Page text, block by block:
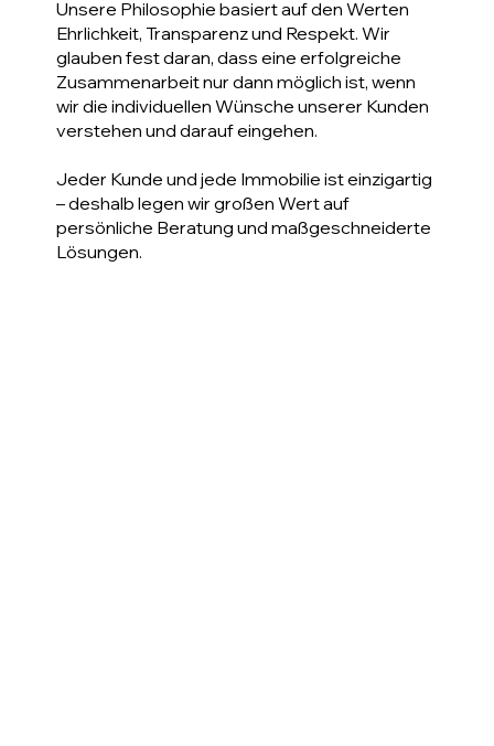
Unsere Philosophie basiert auf den Werten
Ehrlichkeit, Transparenz und Respekt. Wir
glauben fest daran, dass eine erfolgreiche
Zusammenarbeit nur dann möglich ist, wenn
wir die individuellen Wünsche unserer Kunden
verstehen und darauf eingehen.
Jeder Kunde und jede Immobilie ist einzigartig
– deshalb legen wir großen Wert auf
persönliche Beratung und maßgeschneiderte
Lösungen.